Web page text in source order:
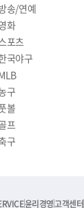
송/연예
화
포츠
국야구
구
볼
프
구
윤리경영고객센터